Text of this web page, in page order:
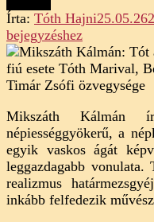
Írta: Tóth Hajni25.05.26
bejegyzéshez
Mikszáth Kálmán
népiességgyökerű, a
egyik vaskos ágát
leggazdagabb
realizmus
inkább felfedezik